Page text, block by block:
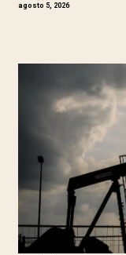
agosto 5, 2026